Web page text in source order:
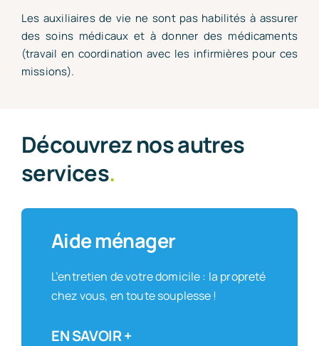
Les auxiliaires de vie ne sont pas habilités à assurer
des soins médicaux et à donner des médicaments
(travail en coordination avec les infirmières pour ces
missions).
Découvrez nos autres
services.
Aide ménager
L’entretien de votre domicile : la propreté
chez vous, en toute souplesse !
EN SAVOIR +